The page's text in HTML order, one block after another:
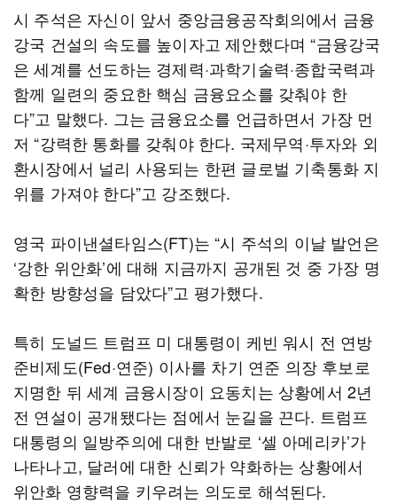
시 주석은 자신이 앞서 중앙금융공작회의에서 금융
강국 건설의 속도를 높이자고 제안했다며 “금융강국
은 세계를 선도하는 경제력·과학기술력·종합국력과
함께 일련의 중요한 핵심 금융요소를 갖춰야 한
다”고 말했다. 그는 금융요소를 언급하면서 가장 먼
저 “강력한 통화를 갖춰야 한다. 국제무역·투자와 외
환시장에서 널리 사용되는 한편 글로벌 기축통화 지
위를 가져야 한다”고 강조했다.
영국 파이낸셜타임스(FT)는 “시 주석의 이날 발언은
‘강한 위안화’에 대해 지금까지 공개된 것 중 가장 명
확한 방향성을 담았다”고 평가했다.
특히 도널드 트럼프 미 대통령이 케빈 워시 전 연방
준비제도(Fed·연준) 이사를 차기 연준 의장 후보로
지명한 뒤 세계 금융시장이 요동치는 상황에서 2년
전 연설이 공개됐다는 점에서 눈길을 끈다. 트럼프
대통령의 일방주의에 대한 반발로 ‘셀 아메리카’가
나타나고, 달러에 대한 신뢰가 약화하는 상황에서
위안화 영향력을 키우려는 의도로 해석된다.